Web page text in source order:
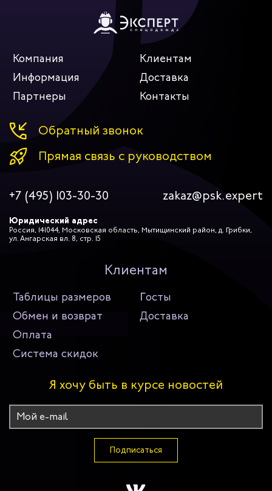
Компания
Клиентам
Информация
Доставка
Партнеры
Контакты
Обратный звонок
Прямая связь с руководством
+7 (495) 103-30-30 zakaz@psk.expert
Юридический адрес
Россия, 141044, Московская область, Мытищинский район, д. Грибки,
ул. Ангарская вл. 8, стр. 15
Клиентам
Таблицы размеров
Госты
Обмен и возврат
Доставка
Оплата
Система скидок
Я хочу быть в курсе новостей
Подписаться